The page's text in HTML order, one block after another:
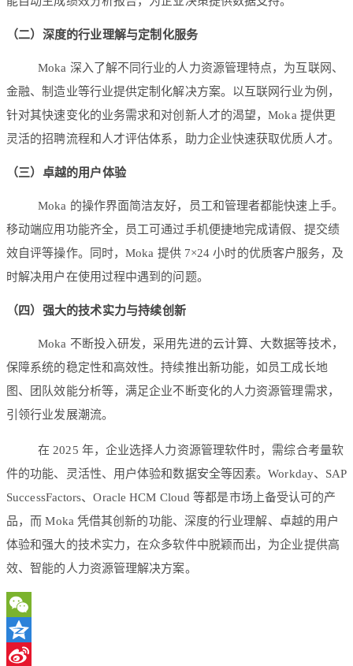
（二）深度的行业理解与定制化服务
Moka 深入了解不同行业的人力资源管理特点，为互联网、
金融、制造业等行业提供定制化解决方案。以互联网行业为例，
针对其快速变化的业务需求和对创新人才的渴望，Moka 提供更
灵活的招聘流程和人才评估体系，助力企业快速获取优质人才。
（三）卓越的用户体验
Moka 的操作界面简洁友好，员工和管理者都能快速上手。
移动端应用功能齐全，员工可通过手机便捷地完成请假、提交绩
效自评等操作。同时，Moka 提供 7×24 小时的优质客户服务，及
时解决用户在使用过程中遇到的问题。
（四）强大的技术实力与持续创新
Moka 不断投入研发，采用先进的云计算、大数据等技术，
保障系统的稳定性和高效性。持续推出新功能，如员工成长地
图、团队效能分析等，满足企业不断变化的人力资源管理需求，
引领行业发展潮流。
在 2025 年，企业选择人力资源管理软件时，需综合考量软
件的功能、灵活性、用户体验和数据安全等因素。Workday、SAP
SuccessFactors、Oracle HCM Cloud 等都是市场上备受认可的产
品，而 Moka 凭借其创新的功能、深度的行业理解、卓越的用户
体验和强大的技术实力，在众多软件中脱颖而出，为企业提供高
效、智能的人力资源管理解决方案。
WeChat
Qzone